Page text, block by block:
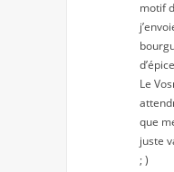
motif
Le
que
juste
; )